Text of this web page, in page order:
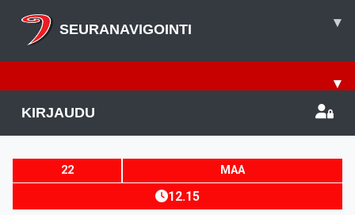
SEURANAVIGOINTI ▾
▾
KIRJAUDU
22 MAA
12.15